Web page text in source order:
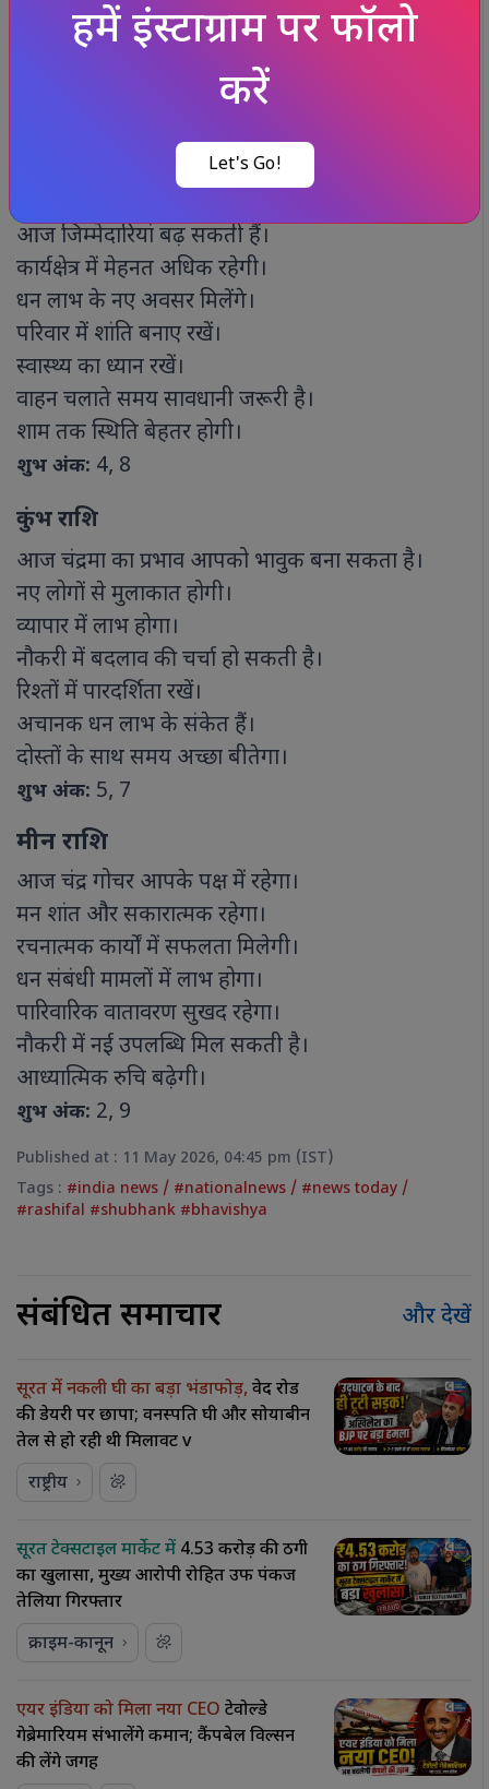
व्यापार में लाभ होगा।
विदेश से जुड़े कार्य पूरे हो सकते हैं।
संतान पक्ष से खुशी मिलेगी।
आज जिम्मेदारियां बढ़ सकती हैं।
कार्यक्षेत्र में मेहनत अधिक रहेगी।
धन लाभ के नए अवसर मिलेंगे।
परिवार में शांति बनाए रखें।
स्वास्थ्य का ध्यान रखें।
वाहन चलाते समय सावधानी जरूरी है।
शाम तक स्थिति बेहतर होगी।
शुभ अंक: 4, 8
कुंभ राशि
आज चंद्रमा का प्रभाव आपको भावुक बना सकता है।
नए लोगों से मुलाकात होगी।
व्यापार में लाभ होगा।
नौकरी में बदलाव की चर्चा हो सकती है।
रिश्तों में पारदर्शिता रखें।
अचानक धन लाभ के संकेत हैं।
दोस्तों के साथ समय अच्छा बीतेगा।
शुभ अंक: 5, 7
मीन राशि
आज चंद्र गोचर आपके पक्ष में रहेगा।
मन शांत और सकारात्मक रहेगा।
रचनात्मक कार्यों में सफलता मिलेगी।
धन संबंधी मामलों में लाभ होगा।
पारिवारिक वातावरण सुखद रहेगा।
नौकरी में नई उपलब्धि मिल सकती है।
आध्यात्मिक रुचि बढ़ेगी।
शुभ अंक: 2, 9
Published at : 11 May 2026, 04:45 pm (IST)
Tags : #india news / #nationalnews / #news today /
#rashifal #shubhank #bhavishya
संबंधित समाचार और देखें
सूरत में नकली घी का बड़ा भंडाफोड़,वेद रोड
की डेयरी पर छापा; वनस्पति घी और सोयाबीन
तेल से हो रही थी मिलावट v
राष्ट्रीय
सूरत टेक्सटाइल मार्केट में ₹4.53 करोड़ की ठगी
का खुलासा, मुख्य आरोपी रोहित उर्फ पंकज
तेलिया गिरफ्तार
क्राइम-कानून
एयर इंडिया को मिला नया CEO टेवोल्डे
गेब्रेमारियम संभालेंगे कमान; कैंपबेल विल्सन
की लेंगे जगह